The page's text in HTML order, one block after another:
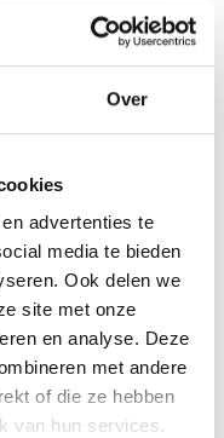
Over
advertenties te
media te bieden
Ook delen we
site met onze
en analyse. Deze
met andere
of die ze hebben
van hun services.
een
salaris pas laat op
vanaf het begin.
weten waar
inschatten of een
past.
het gesprek
vragen?’ naar ‘wat is